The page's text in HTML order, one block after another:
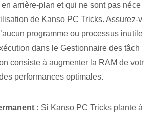
arrière-plan et qui ne sont pas néce
de Kanso PC Tricks. Assurez-v
programme ou processus inutile
dans le Gestionnaire des tâch
consiste à augmenter la RAM de votr
performances optimales.
: Si Kanso PC Tricks plante à